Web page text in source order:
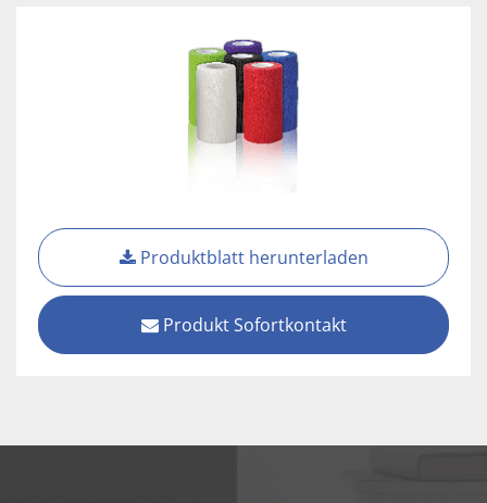
Produktblatt herunterladen
Produkt Sofortkontakt